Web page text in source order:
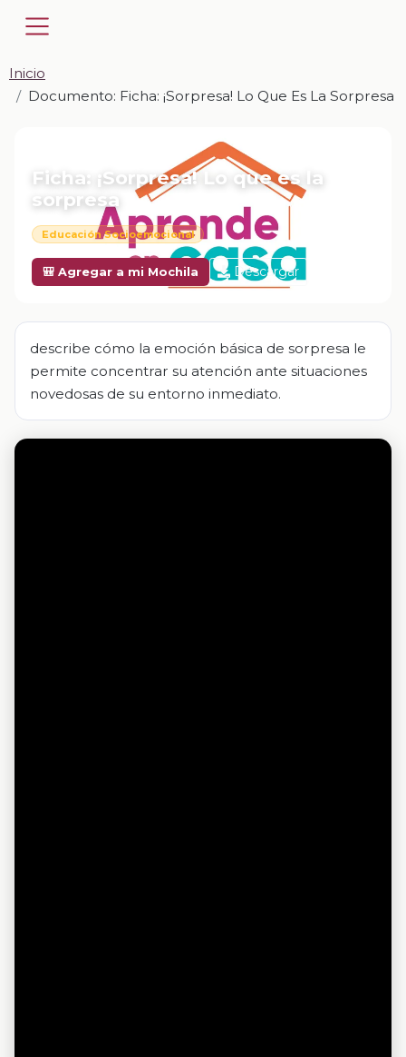
Inicio
Documento: Ficha: ¡Sorpresa! Lo Que Es La Sorpresa
Ficha: ¡Sorpresa! Lo que es la
sorpresa
Educación Socioemocional
🎒 Agregar a mi Mochila Descargar
describe cómo la emoción básica de sorpresa le
permite concentrar su atención ante situaciones
novedosas de su entorno inmediato.